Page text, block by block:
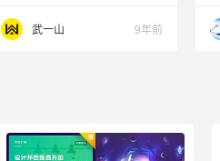
武一山 9年前